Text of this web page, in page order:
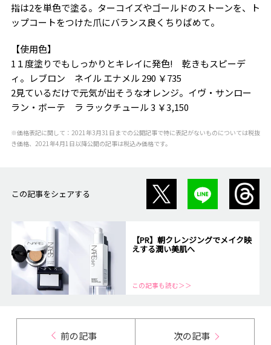
指は2を単色で塗る。ターコイズやゴールドのストーンを、ト
ップコートをつけた爪にバランス良くちりばめて。
【使用色】
1１度塗りでもしっかりとキレイに発色! 乾きもスピーデ
ィ。レブロン ネイル エナメル 290 ￥735
2見ているだけで元気が出そうなオレンジ。イヴ・サンロー
ラン・ボーテ ラ ラックチュール 3 ￥3,150
※価格表記に関して：2021年3月31日までの公開記事で特に表記がないものについては税抜
き価格、2021年4月1日以降公開の記事は税込み価格です。
この記事をシェアする
【PR】朝クレンジングでメイク映
えする潤い美肌へ
この記事も読む＞＞
前の記事 次の記事